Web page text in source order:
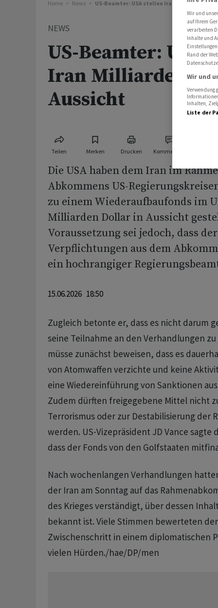
Home News US-Beamter: USA stellen Iran
NEWS
US-Beamter: USA
Iran
Aussicht
Teilen Merken Drucken Kommentare
Die USA haben dem Iran im
Abkommens US-
zu einem Wiederaufbaufonds im
Milliarden Dollar in Aussicht
Voraussetzung sei jedoch, dass
Verpflichtungen aus dem
ein hochrangiger
15.06.2026 18:50
Zugleich betonte er, dass es nicht darum
seine Teilnahme an den Verhandlungen
müsse zunächst beweisen, dass es
von Atomwaffen verzichte und keine
eine Wiedereinführung von Sanktionen
Zudem dürften freigegebene Mittel nicht
Terrorismus oder zur Destabilisierung der
werden. US-Vizepräsident JD Vance sagte
dass der Fonds von den Golfstaaten
Nach wochenlangen Verhandlungen
der Iran am Sonntag auf das
des Krieges verständigt, über dessen
bekannt ist. Viele Stimmen bewerteten
Zwischenschritt in einem diplomatischen
vielen Hürden./hae/DP/men
Wir und
auf Ihrem
verarbeiten
Inhalte und
Rand der
Wir und
Verwendung
Inhalten,
Liste der